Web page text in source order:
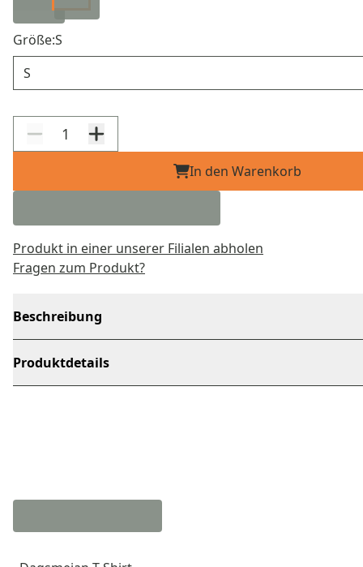
Größe:S
In den Warenkorb
Produkt in einer unserer Filialen abholen
Fragen zum Produkt?
Beschreibung
Produktdetails